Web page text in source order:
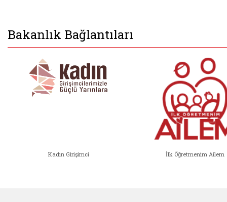
Bakanlık Bağlantıları
Kadın Girişimci İlk Öğretmenim Ailem